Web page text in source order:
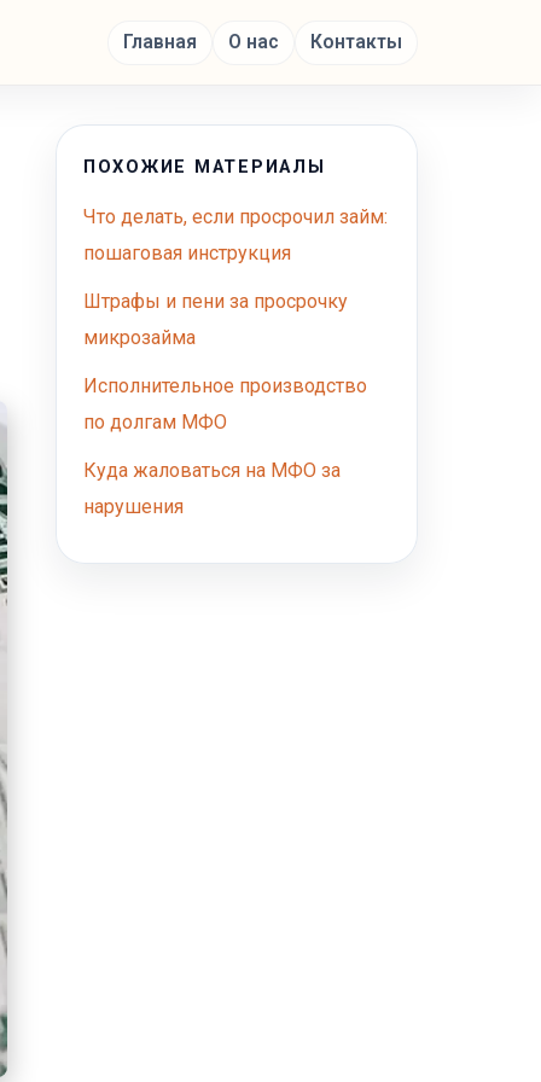
Главная О нас Контакты
ПОХОЖИЕ МАТЕРИАЛЫ
Что делать, если просрочил займ:
пошаговая инструкция
Штрафы и пени за просрочку
микрозайма
Исполнительное производство
по долгам МФО
Куда жаловаться на МФО за
нарушения